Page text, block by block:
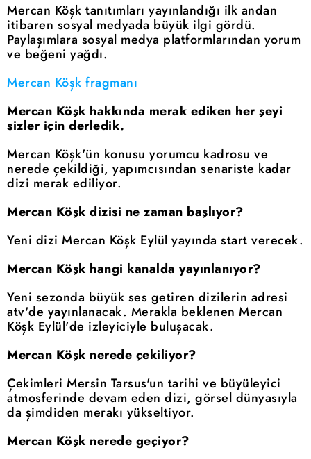
Mercan Köşk tanıtımları yayınlandığı ilk andan
itibaren sosyal medyada büyük ilgi gördü.
Paylaşımlara sosyal medya platformlarından yorum
ve beğeni yağdı.
Mercan Köşk fragmanı
Mercan Köşk hakkında merak ediken her şeyi
sizler için derledik.
Mercan Köşk'ün konusu yorumcu kadrosu ve
nerede çekildiği, yapımcısından senariste kadar
dizi merak ediliyor.
Mercan Köşk dizisi ne zaman başlıyor?
Yeni dizi Mercan Köşk Eylül yayında start verecek.
Mercan Köşk hangi kanalda yayınlanıyor?
Yeni sezonda büyük ses getiren dizilerin adresi
atv'de yayınlanacak. Merakla beklenen Mercan
Köşk Eylül'de izleyiciyle buluşacak.
Mercan Köşk nerede çekiliyor?
Çekimleri Mersin Tarsus'un tarihi ve büyüleyici
atmosferinde devam eden dizi, görsel dünyasıyla
da şimdiden merakı yükseltiyor.
Mercan Köşk nerede geçiyor?